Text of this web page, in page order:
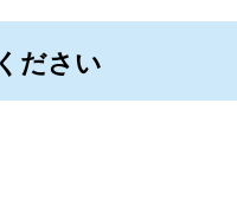
ださい